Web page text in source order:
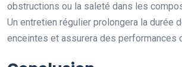
obstructions ou la saleté dans les
Un entretien régulier prolongera la durée
enceintes et assurera des performances